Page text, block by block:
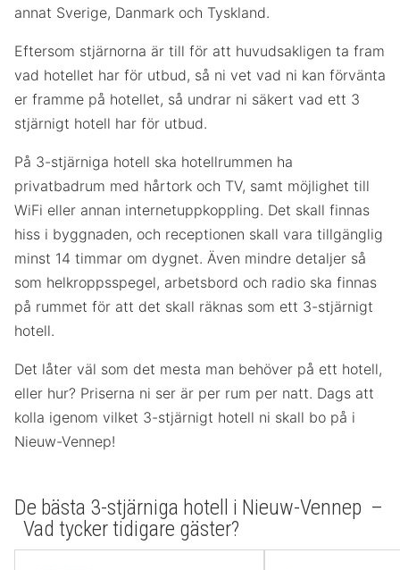
annat Sverige, Danmark och Tyskland.
Eftersom stjärnorna är till för att huvudsakligen ta fram
vad hotellet har för utbud, så ni vet vad ni kan förvänta
er framme på hotellet, så undrar ni säkert vad ett 3
stjärnigt hotell har för utbud.
På 3-stjärniga hotell ska hotellrummen ha
privatbadrum med hårtork och TV, samt möjlighet till
WiFi eller annan internetuppkoppling. Det skall finnas
hiss i byggnaden, och receptionen skall vara tillgänglig
minst 14 timmar om dygnet. Även mindre detaljer så
som helkroppsspegel, arbetsbord och radio ska finnas
på rummet för att det skall räknas som ett 3-stjärnigt
hotell.
Det låter väl som det mesta man behöver på ett hotell,
eller hur? Priserna ni ser är per rum per natt. Dags att
kolla igenom vilket 3-stjärnigt hotell ni skall bo på i
Nieuw-Vennep!
De bästa 3-stjärniga hotell i Nieuw-Vennep –
Vad tycker tidigare gäster?